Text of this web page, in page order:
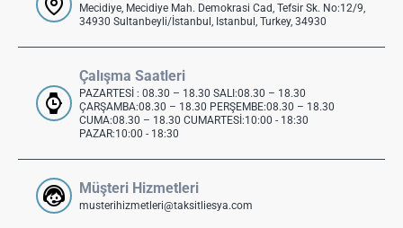
Mecidiye, Mecidiye Mah. Demokrasi Cad, Tefsir Sk. No:12/9,
34930 Sultanbeyli/İstanbul, Istanbul, Turkey, 34930
Çalışma Saatleri
PAZARTESİ : 08.30 – 18.30 SALI:08.30 – 18.30
ÇARŞAMBA:08.30 – 18.30 PERŞEMBE:08.30 – 18.30
CUMA:08.30 – 18.30 CUMARTESİ:10:00 - 18:30
PAZAR:10:00 - 18:30
Müşteri Hizmetleri
musterihizmetleri@taksitliesya.com